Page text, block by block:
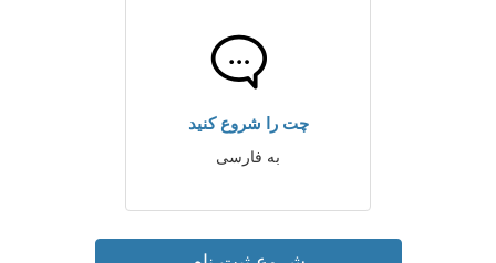
چت را شروع کنید
به فارسی